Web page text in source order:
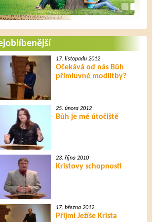
17. listopadu 2012
Očekává od nás Bůh
přímluvné modlitby?
25. února 2012
Bůh je mé útočiště
23. října 2010
Kristovy schopnosti
17. března 2012
Přijmi Ježíše Krista